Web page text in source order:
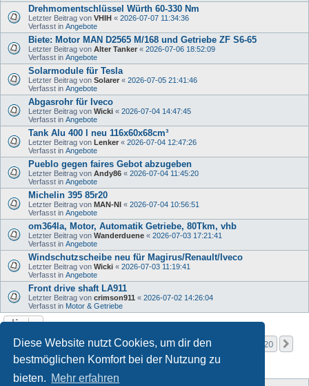
Diese Website nutzt Cookies, um dir den
bestmöglichen Komfort bei der Nutzung zu
bieten. Mehr erfahren
Drehmomentschlüssel Würth 60-330 Nm
Letzter Beitrag von VHIH « 2026-07-07 11:34:36
Verfasst in Angebote
Biete: Motor MAN D2565 M/168 und Getriebe ZF S6-65
Letzter Beitrag von Alter Tanker « 2026-07-06 18:52:09
Verfasst in Angebote
Solarmodule für Tesla
Letzter Beitrag von Solarer « 2026-07-05 21:41:46
Verfasst in Angebote
Abgasrohr für Iveco
Letzter Beitrag von Wicki « 2026-07-04 14:47:45
Verfasst in Angebote
Tank Alu 400 l neu 116x60x68cm³
Letzter Beitrag von Lenker « 2026-07-04 12:47:26
Verfasst in Angebote
Pueblo gegen faires Gebot abzugeben
Letzter Beitrag von Andy86 « 2026-07-04 11:45:20
Verfasst in Angebote
Michelin 395 85r20
Letzter Beitrag von MAN-NI « 2026-07-04 10:56:51
Verfasst in Angebote
om364la, Motor, Automatik Getriebe, 80Tkm, vhb
Letzter Beitrag von Wanderduene « 2026-07-03 17:21:41
Verfasst in Angebote
Windschutzscheibe neu für Magirus/Renault/Iveco
Letzter Beitrag von Wicki « 2026-07-03 11:19:41
Verfasst in Angebote
Front drive shaft LA911
Letzter Beitrag von crimson911 « 2026-07-02 14:26:04
Verfasst in Motor & Getriebe
Die Suche ergab mehr als 1000 Treffer Seite1von
1 2 3 20